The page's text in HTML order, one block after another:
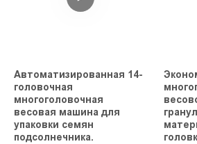
Автоматизированная 14-
головочная
многоголовочная
весовая машина для
упаковки семян
подсолнечника.